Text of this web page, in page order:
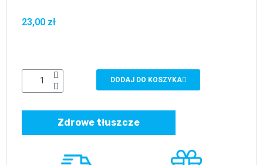
23,00 zł
DODAJ DO KOSZYKA
Zdrowe tłuszcze